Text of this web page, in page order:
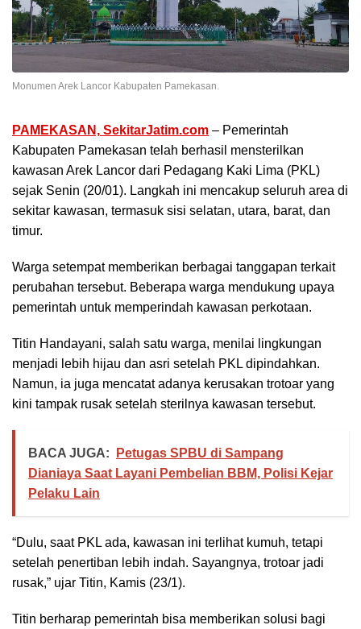
Monumen Arek Lancor Kabupaten Pamekasan.
PAMEKASAN, SekitarJatim.com – Pemerintah
Kabupaten Pamekasan telah berhasil mensterilkan
kawasan Arek Lancor dari Pedagang Kaki Lima (PKL)
sejak Senin (20/01). Langkah ini mencakup seluruh area di
sekitar kawasan, termasuk sisi selatan, utara, barat, dan
timur.
Warga setempat memberikan berbagai tanggapan terkait
perubahan tersebut. Beberapa warga mendukung upaya
pemerintah untuk memperindah kawasan perkotaan.
Titin Handayani, salah satu warga, menilai lingkungan
menjadi lebih hijau dan asri setelah PKL dipindahkan.
Namun, ia juga mencatat adanya kerusakan trotoar yang
kini tampak rusak setelah sterilnya kawasan tersebut.
BACA JUGA:
Petugas SPBU di Sampang
Dianiaya Saat Layani Pembelian BBM, Polisi Kejar
Pelaku Lain
“Dulu, saat PKL ada, kawasan ini terlihat kumuh, tetapi
setelah penertiban lebih indah. Sayangnya, trotoar jadi
rusak,” ujar Titin, Kamis (23/1).
Titin berharap pemerintah bisa memberikan solusi bagi